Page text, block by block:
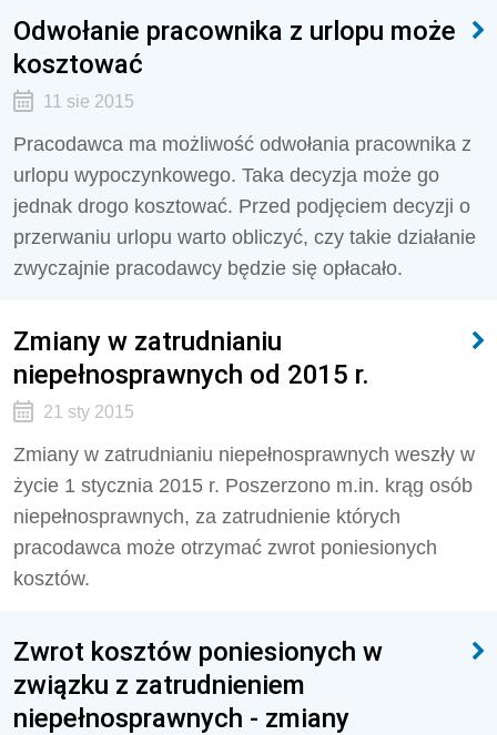
Odwołanie pracownika z urlopu może
kosztować
11 sie 2015
Pracodawca ma możliwość odwołania pracownika z
urlopu wypoczynkowego. Taka decyzja może go
jednak drogo kosztować. Przed podjęciem decyzji o
przerwaniu urlopu warto obliczyć, czy takie działanie
zwyczajnie pracodawcy będzie się opłacało.
Zmiany w zatrudnianiu
niepełnosprawnych od 2015 r.
21 sty 2015
Zmiany w zatrudnianiu niepełnosprawnych weszły w
życie 1 stycznia 2015 r. Poszerzono m.in. krąg osób
niepełnosprawnych, za zatrudnienie których
pracodawca może otrzymać zwrot poniesionych
kosztów.
Zwrot kosztów poniesionych w
związku z zatrudnieniem
niepełnosprawnych - zmiany